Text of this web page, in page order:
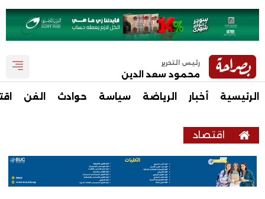
رئيس التحرير
محمود سعد الدين
الرئيسية أخبار الرياضة سياسة حوادث الفن
اقتصاد